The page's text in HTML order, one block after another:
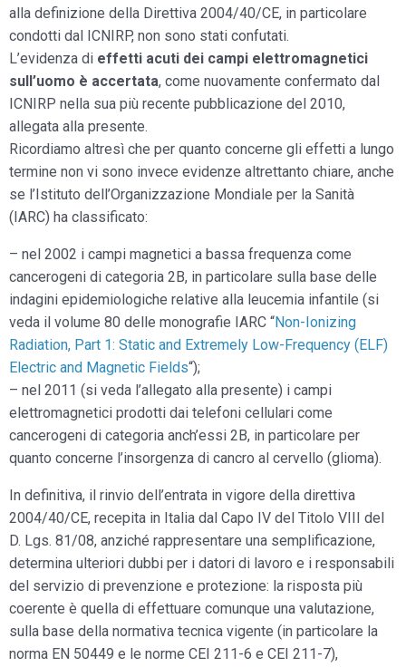
alla definizione della Direttiva 2004/40/CE, in particolare
condotti dal ICNIRP, non sono stati confutati.
L’evidenza di effetti acuti dei campi elettromagnetici
sull’uomo è accertata, come nuovamente confermato dal
ICNIRP nella sua più recente pubblicazione del 2010,
allegata alla presente.
Ricordiamo altresì che per quanto concerne gli effetti a lungo
termine non vi sono invece evidenze altrettanto chiare, anche
se l’Istituto dell’Organizzazione Mondiale per la Sanità
(IARC) ha classificato:
– nel 2002 i campi magnetici a bassa frequenza come
cancerogeni di categoria 2B, in particolare sulla base delle
indagini epidemiologiche relative alla leucemia infantile (si
veda il volume 80 delle monografie IARC “Non-Ionizing
Radiation, Part 1: Static and Extremely Low-Frequency (ELF)
Electric and Magnetic Fields“);
– nel 2011 (si veda l’allegato alla presente) i campi
elettromagnetici prodotti dai telefoni cellulari come
cancerogeni di categoria anch’essi 2B, in particolare per
quanto concerne l’insorgenza di cancro al cervello (glioma).
In definitiva, il rinvio dell’entrata in vigore della direttiva
2004/40/CE, recepita in Italia dal Capo IV del Titolo VIII del
D. Lgs. 81/08, anziché rappresentare una semplificazione,
determina ulteriori dubbi per i datori di lavoro e i responsabili
del servizio di prevenzione e protezione: la risposta più
coerente è quella di effettuare comunque una valutazione,
sulla base della normativa tecnica vigente (in particolare la
norma EN 50449 e le norme CEI 211-6 e CEI 211-7),